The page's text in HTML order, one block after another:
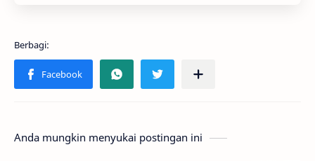
Anda mungkin menyukai postingan ini